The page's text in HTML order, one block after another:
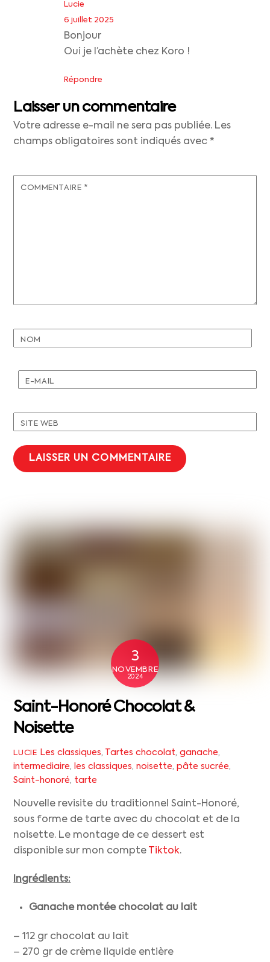
Lucie
6 juillet 2025
Bonjour
Oui je l’achète chez Koro !
Répondre
Laisser un commentaire
Votre adresse e-mail ne sera pas publiée. Les
champs obligatoires sont indiqués avec*
COMMENTAIRE *
NOM
E-MAIL
SITE WEB
3
NOVEMBRE
2024
Saint-Honoré Chocolat &
Noisette
LUCIE Les classiques, Tartes chocolat, ganache,
intermediaire, les classiques,noisette,pâte sucrée,
Saint-honoré, tarte
Nouvelle revisite du traditionnel Saint-Honoré,
sous forme de tarte avec du chocolat et de la
noisette. Le montage de ce dessert est
disponible sur mon compte
Tiktok.
Ingrédients:
Ganache montée chocolat au lait
– 112 gr chocolat au lait
– 270 gr de crème liquide entière